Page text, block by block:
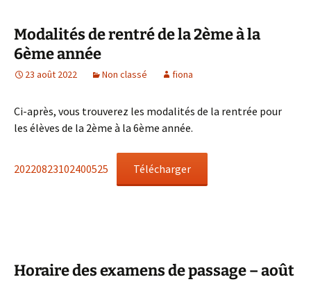
Modalités de rentré de la 2ème à la
6ème année
23 août 2022 Non classé fiona
Ci-après, vous trouverez les modalités de la rentrée pour
les élèves de la 2ème à la 6ème année.
20220823102400525 Télécharger
Horaire des examens de passage – août